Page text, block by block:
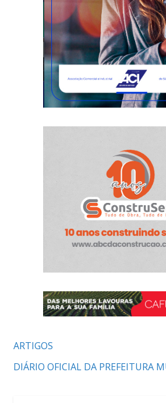
ARTIGOS
DIÁRIO OFICIAL DA PREFEITURA